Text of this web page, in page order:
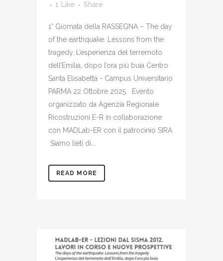
1
Like Share
1° Giornata della RASSEGNA – The day
of the earthquake. Lessons from the
tragedy. L’esperienza del terremoto
dell’Emilia, dopo l’ora più buia Centro
Santa Elisabetta - Campus Universitario
PARMA 22 Ottobre 2025 Evento
organizzato da Agenzia Regionale
Ricostruzioni E-R in collaborazione
con MADLab-ER con il patrocinio SIRA
Siamo lieti di...
READ MORE